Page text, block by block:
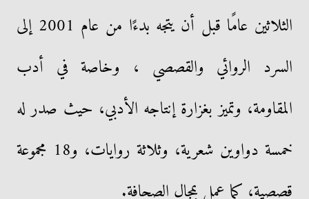
الثلاثين عامًا قبل أن يتجه بدءًا من عام 2001 إلى
السرد الروائي والقصصي ، وخاصة في أدب
المقاومة، وتميز بغزارة إنتاجه الأدبي، حيث صدر له
خمسة دواوين شعرية، وثلاثة روايات، و18 مجموعة
قصصية، كما عمل بمجال الصحافة.